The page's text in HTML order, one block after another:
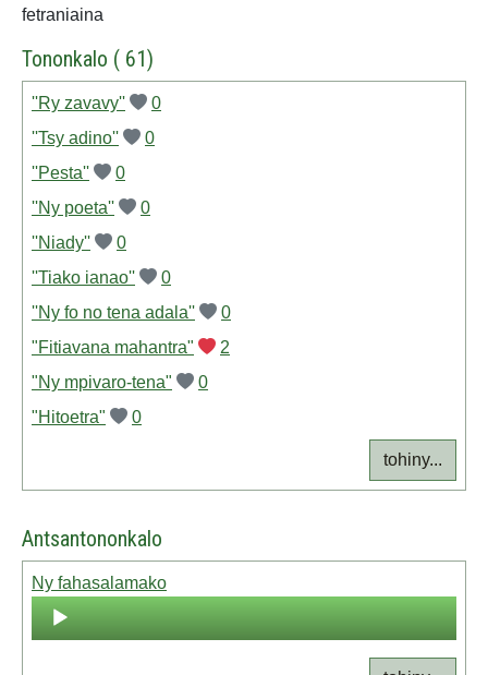
fetraniaina
Tononkalo ( 61)
''Ry zavavy''
0
''Tsy adino''
0
''Pesta''
0
''Ny poeta''
0
''Niady''
0
''Tiako ianao''
0
''Ny fo no tena adala''
0
"Fitiavana mahantra"
2
"Ny mpivaro-tena"
0
"Hitoetra"
0
tohiny...
Antsantononkalo
Ny fahasalamako
Audio